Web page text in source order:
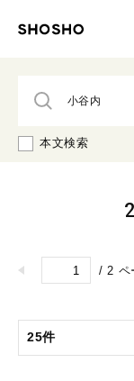
本文検索
/ 2 ペ